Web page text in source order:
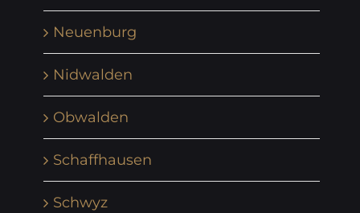
Neuenburg
Nidwalden
Obwalden
Schaffhausen
Schwyz